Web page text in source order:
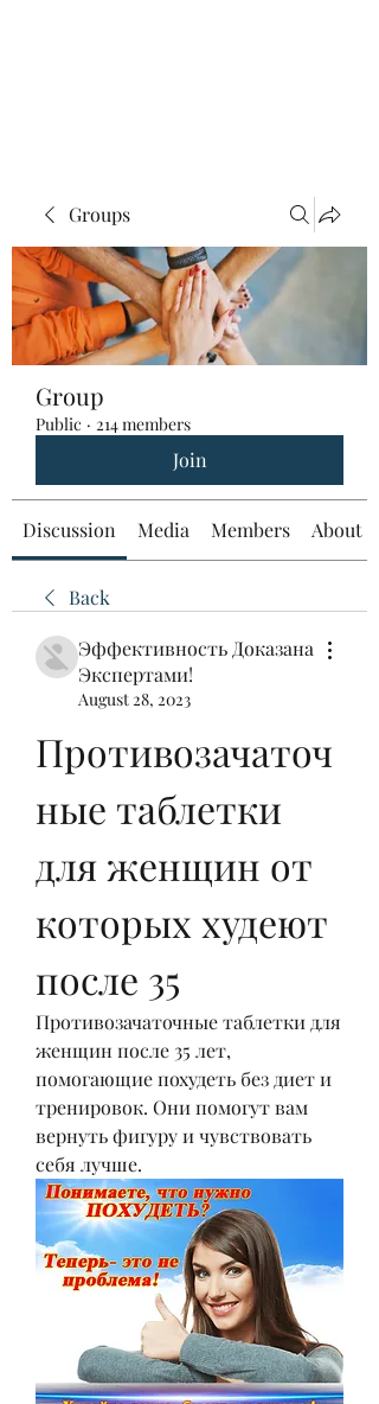
Groups
Group
Public · 214 members
Join
Discussion Media Members About
Back
Эффективность Доказана
Экспертами!
August 28, 2023
Противозачаточ
ные таблетки
для женщин от
которых худеют
после 35
Противозачаточные таблетки для
женщин после 35 лет,
помогающие похудеть без диет и
тренировок. Они помогут вам
вернуть фигуру и чувствовать
себя лучше.